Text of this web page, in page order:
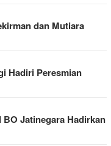
dan Mutiara
Hadiri Peresmian
BO Jatinegara Hadirkan